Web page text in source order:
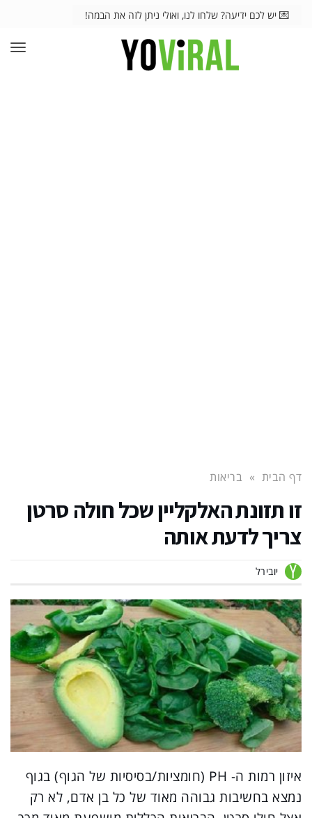
💌 יש לכם ידיעה? שלחו לנו, ואולי ניתן לזה את הבמה!
דף הבית » בריאות
זו תזונת האלקליין שכל חולה סרטן
צריך לדעת אותה
יובירל
איזון רמות ה- PH (חומציות/בסיסיות של הגוף) בגוף
נמצא בחשיבות גבוהה מאוד של כל בן אדם, לא רק